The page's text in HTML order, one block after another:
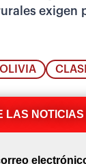
exigen
LAS